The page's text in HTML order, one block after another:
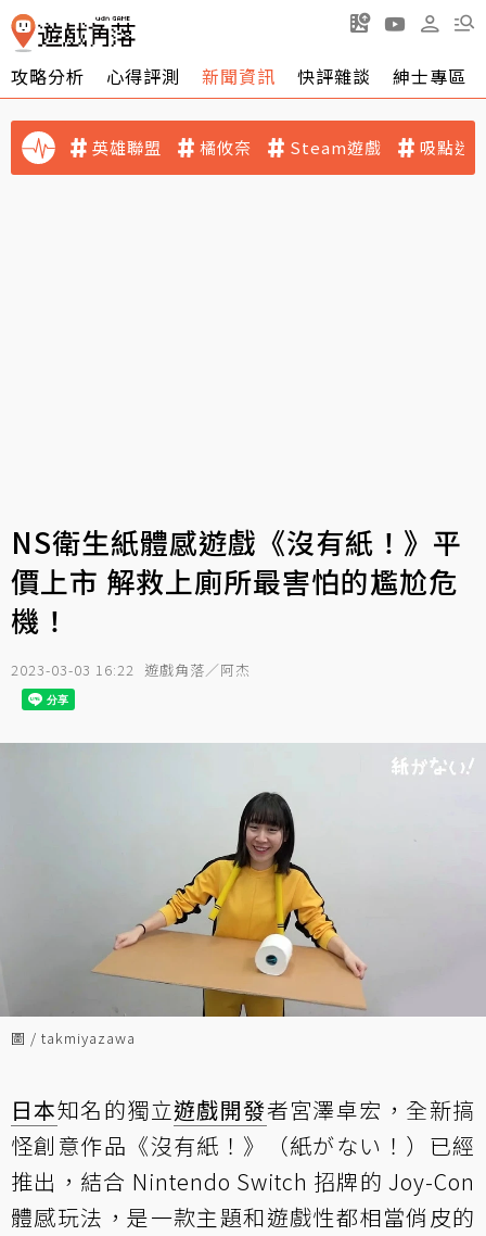
攻略分析 心得評測 新聞資訊 快評雜談 紳士專區
英雄聯盟 橘攸奈 Steam遊戲 吸點迷
NS衛生紙體感遊戲《沒有紙！》平
價上市 解救上廁所最害怕的尷尬危
機！
2023-03-03 16:22 遊戲角落／阿杰
圖 / takmiyazawa
日本知名的獨立遊戲開發者宮澤卓宏，全新搞
怪創意作品《沒有紙！》（紙がない！）已經
推出，結合 Nintendo Switch 招牌的 Joy-Con
體感玩法，是一款主題和遊戲性都相當俏皮的